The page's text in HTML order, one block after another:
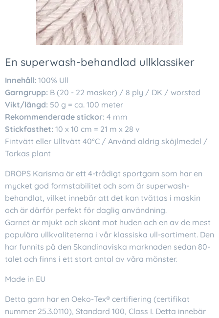
En superwash-behandlad ullklassiker
Innehåll: 100% Ull
Garngrupp: B (20 - 22 masker) / 8 ply / DK / worsted
Vikt/längd: 50 g = ca. 100 meter
Rekommenderade stickor: 4 mm
Stickfasthet: 10 x 10 cm = 21 m x 28 v
Fintvätt eller Ulltvätt 40°C / Använd aldrig sköjlmedel /
Torkas plant
DROPS Karisma är ett 4-trådigt sportgarn som har en
mycket god formstabilitet och som är superwash-
behandlat, vilket innebär att det kan tvättas i maskin
och är därför perfekt för daglig användning.
Garnet är mjukt och skönt mot huden och en av de mest
populära ullkvaliteterna i vår klassiska ull-sortiment. Den
har funnits på den Skandinaviska marknaden sedan 80-
talet och finns i ett stort antal av våra mönster.
Made in EU
Detta garn har en Oeko-Tex® certifiering (certifikat
nummer 25.3.0110), Standard 100, Class I. Detta innebär